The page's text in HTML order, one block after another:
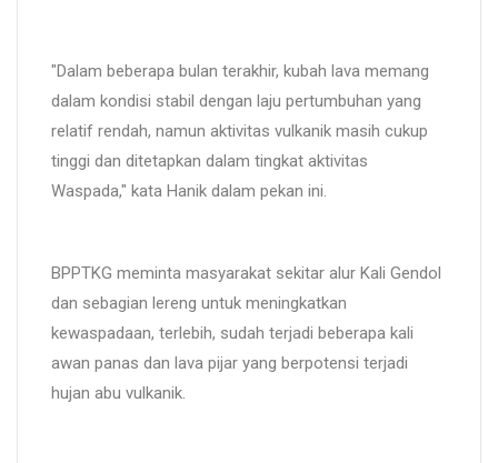
"Dalam beberapa bulan terakhir, kubah lava memang
dalam kondisi stabil dengan laju pertumbuhan yang
relatif rendah, namun aktivitas vulkanik masih cukup
tinggi dan ditetapkan dalam tingkat aktivitas
Waspada," kata Hanik dalam pekan ini.
BPPTKG meminta masyarakat sekitar alur Kali Gendol
dan sebagian lereng untuk meningkatkan
kewaspadaan, terlebih, sudah terjadi beberapa kali
awan panas dan lava pijar yang berpotensi terjadi
hujan abu vulkanik.